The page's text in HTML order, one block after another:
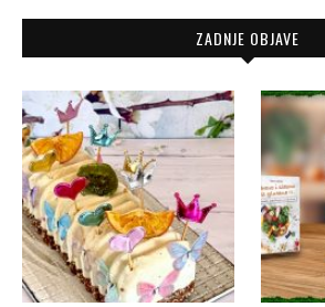
ZADNJE OBJAVE